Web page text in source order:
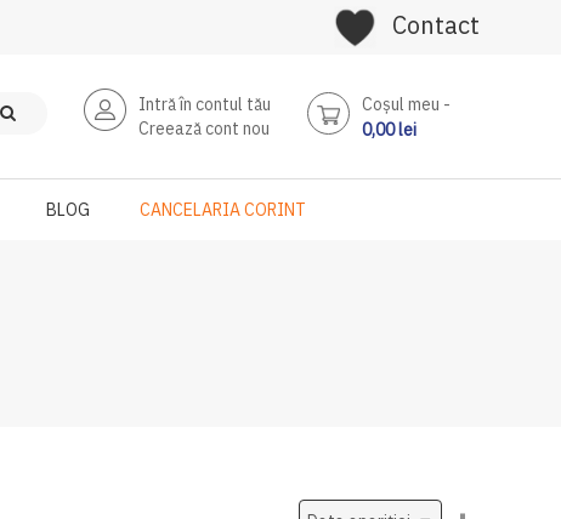
Contact
Intră în contul tău
Creează cont nou
Coşul meu
0,00 lei
BLOG CANCELARIA CORINT